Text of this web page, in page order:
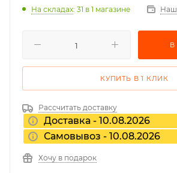
На складах: 31 в 1 магазине
В
КУПИТЬ В 1 КЛИК
Рассчитать доставку
Доставка - 10.08.2026
Самовывоз - 10.08.2026
Хочу в подарок